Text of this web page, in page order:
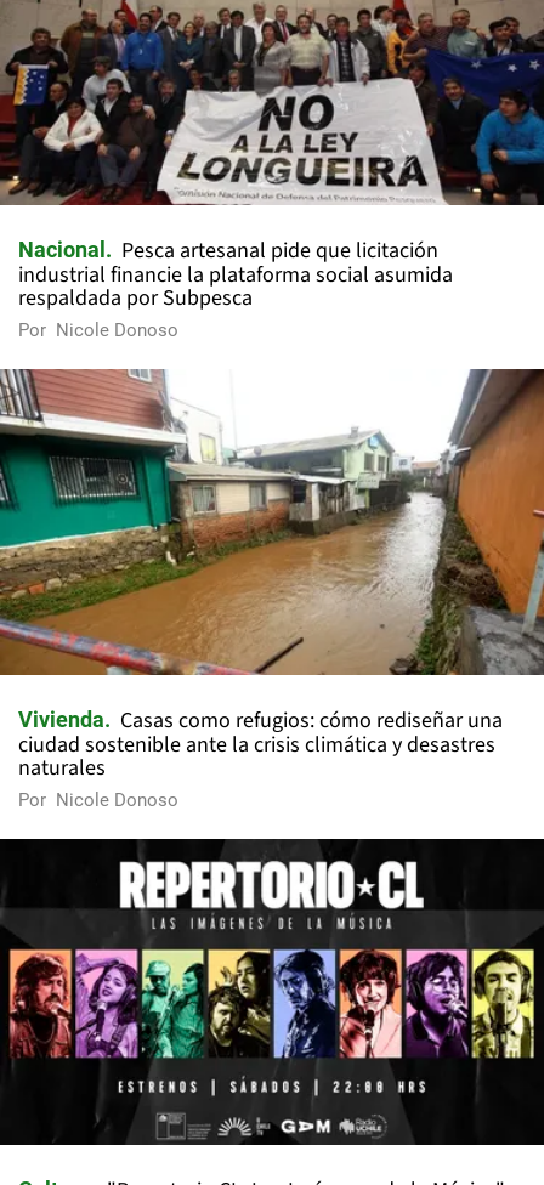
Nacional
Pesca artesanal pide que licitación
industrial financie la plataforma social asumida
respaldada por Subpesca
Por Nicole Donoso
Vivienda
Casas como refugios: cómo rediseñar una
ciudad sostenible ante la crisis climática y desastres
naturales
Por Nicole Donoso